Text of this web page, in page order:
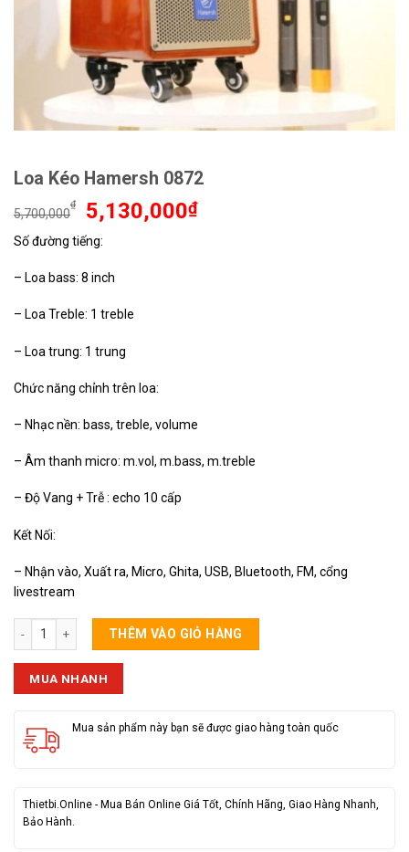
Loa Kéo Hamersh 0872
5,700,000
₫
Giá
gốc
là:
5,130,000₫Giá
Số đường tiếng:
– Loa bass: 8 inch
– Loa Treble: 1 treble
– Loa trung: 1 trung
Chức năng chỉnh trên loa:
– Nhạc nền: bass, treble, volume
– Âm thanh micro: m.vol, m.bass, m.treble
– Độ Vang + Trễ : echo 10 cấp
Kết Nối:
– Nhận vào, Xuất ra, Micro, Ghita, USB, Bluetooth, FM, cổng
livestream
Loa Kéo Hamersh 0872 số lượng
THÊM VÀO GIỎ HÀNG
MUA NHANH
Mua sản phẩm này bạn sẽ được giao hàng toàn quốc
Thietbi.Online - Mua Bán Online Giá Tốt, Chính Hãng, Giao Hàng Nhanh,
Bảo Hành.